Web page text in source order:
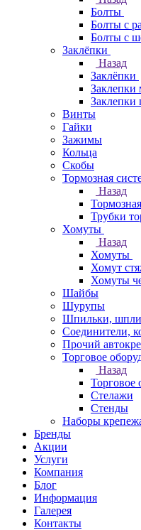
Болты
Болты с
Болты с
Заклёпки
Назад
Заклёпки
Заклепки
Заклепки
Винты
Гайки
Зажимы
Кольца
Скобы
Тормозная
Назад
Трубки
Хомуты
Назад
Хомуты
Хомут
Хомуты
Шайбы
Шурупы
Шпильки,
Соединители,
Прочий
Торговое
Назад
Торговое
Стелажи
Стенды
Наборы
Бренды
Акции
Услуги
Компания
Блог
Информация
Галерея
Контакты